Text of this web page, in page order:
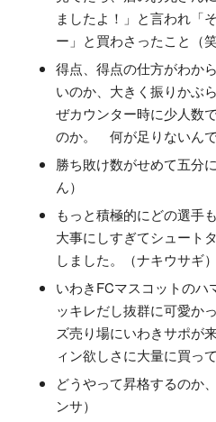
ましたよ！」と言われ「
ー」と買わさったこと（
得点、得点の仕方がわか
いのか、大きく振りかぶ
ぜカウンター時に少人数
のか。 何が足りないんで
勝ち敗け数がせめて五分
ん）
もっと積極的にどの選手
大事にしすぎてシュート
しました。（ナキウサギ）
いわきFCマスコットのハ
ッキレだし抜群に可愛か
ズ売り場にいわきサポが
ィン欲しさに大量に買っ
どうやって昇格するのか
ンサ）